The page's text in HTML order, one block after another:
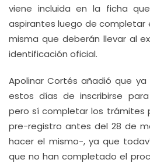
viene incluida en la ficha
aspirantes luego de completar
misma que deberán llevar al
identificación oficial.
Apolinar Cortés añadió que
estos días de inscribirse
pero sí completar los trámites
pre-registro antes del 28 de
hacer el mismo-, ya que
que no han completado el